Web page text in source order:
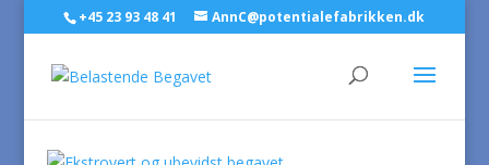
+45 23 93 48 41 AnnC@potentialefabrikken.dk